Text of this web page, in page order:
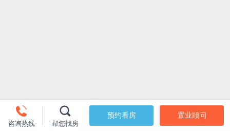
咨询热线 帮您找房
预约看房 置业顾问